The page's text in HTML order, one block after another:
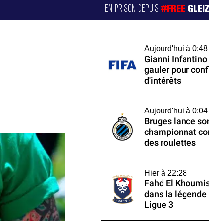
EN PRISON DEPUIS#FREE
Aujourd'hui à 0:48
Gianni
gauler pour
d'intérêts
Aujourd'hui à 0:04
Bruges lance
championnat
des roulettes
Hier à 22:28
Fahd El
dans la légende
Ligue 3